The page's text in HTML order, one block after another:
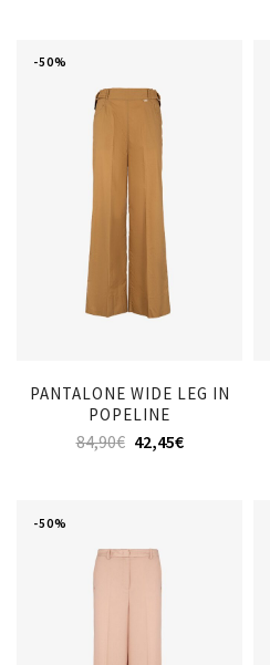
-50%
PANTALONE WIDE LEG IN
POPELINE
84,90€ 42,45€
-50%